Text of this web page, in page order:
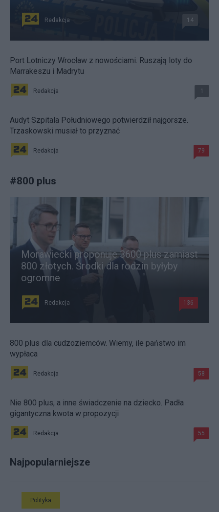
Redakcja 14
Port Lotniczy Wrocław z nowościami. Ruszają loty do
Marrakeszu i Madrytu
Redakcja 1
Audyt Szpitala Południowego potwierdził najgorsze.
Trzaskowski musiał to przyznać
Redakcja 79
#800 plus
Morawiecki proponuje 3600 plus zamiast
800 złotych. Środki dla rodzin byłyby
ogromne
Redakcja 136
800 plus dla cudzoziemców. Wiemy, ile państwo im
wypłaca
Redakcja 58
Nie 800 plus, a inne świadczenie na dziecko. Padła
gigantyczna kwota w propozycji
Redakcja 55
Najpopularniejsze
Polityka